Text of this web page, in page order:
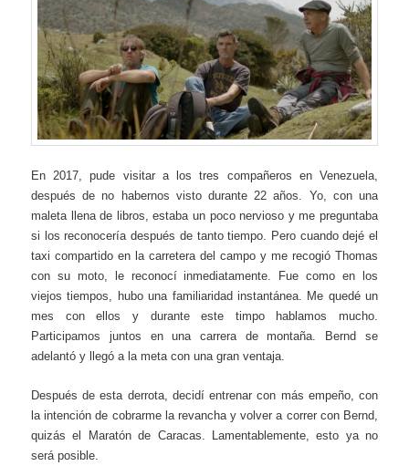
En 2017, pude visitar a los tres compañeros en Venezuela,
después de no habernos visto durante 22 años. Yo, con una
maleta llena de libros, estaba un poco nervioso y me preguntaba
si los reconocería después de tanto tiempo. Pero cuando dejé el
taxi compartido en la carretera del campo y me recogió Thomas
con su moto, le reconocí inmediatamente. Fue como en los
viejos tiempos, hubo una familiaridad instantánea. Me quedé un
mes con ellos y durante este timpo hablamos mucho.
Participamos juntos en una carrera de montaña. Bernd se
adelantó y llegó a la meta con una gran ventaja.
Después de esta derrota, decidí entrenar con más empeño, con
la intención de cobrarme la revancha y volver a correr con Bernd,
quizás el Maratón de Caracas. Lamentablemente, esto ya no
será posible.